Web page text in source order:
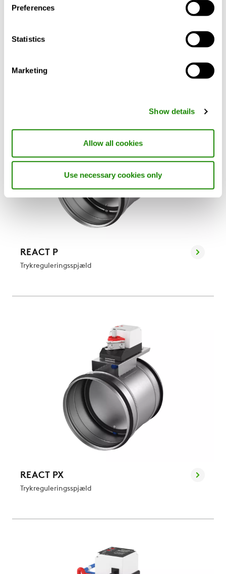
Preferences
Statistics
Marketing
Show details
Allow all cookies
Use necessary cookies only
Spjæld til variabel luftmængde
REACT P
Trykreguleringsspjæld
REACT PX
Trykreguleringsspjæld